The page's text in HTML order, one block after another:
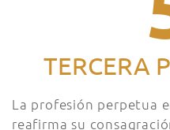
TERCERA
La profesión perpetua
reafirma su